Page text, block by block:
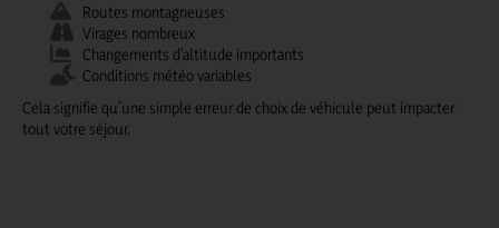
Routes montagneuses
Virages nombreux
Changements d'altitude importants
Conditions météo variables
Cela signifie qu’une simple erreur de choix de véhicule peut impacter
tout votre séjour.